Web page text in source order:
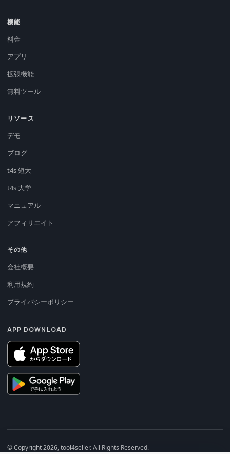
機能
料金
アプリ
拡張機能
無料ツール
リソース
デモ
ブログ
t4s 短大
t4s 大学
マニュアル
アフィリエイト
その他
会社概要
利用規約
プライバシーポリシー
APP DOWNLOAD
© Copyright 2026, tool4seller. All Rights Reserved.